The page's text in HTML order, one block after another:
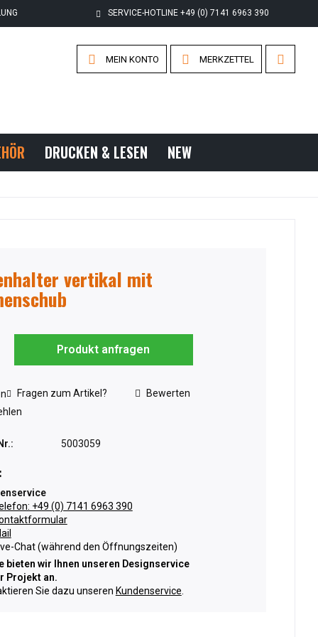
SERVICE-HOTLINE +49 (0) 7141 6963 390
MERKZETTEL
MEIN KONTO
DRUCKEN & LESEN NEW
vertikal mit
Produkt anfragen
Fragen zum Artikel?
Bewerten
5003059
+49 (0) 7141 6963 390
Chat (während den Öffnungszeiten)
bieten wir Ihnen unseren Designservice
Projekt an.
Sie dazu unseren Kundenservice